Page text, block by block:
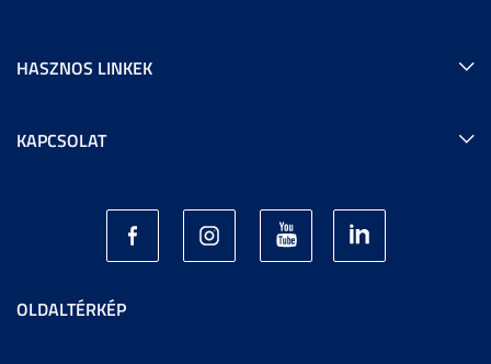
HASZNOS LINKEK
KAPCSOLAT
OLDALTÉRKÉP